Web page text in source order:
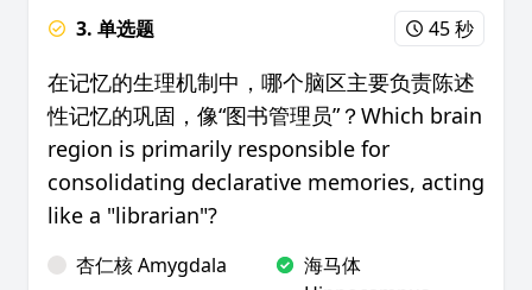
3. 单选题 45 秒
在记忆的生理机制中，哪个脑区主要负责陈述
性记忆的巩固，像“图书管理员”？Which brain
region is primarily responsible for
consolidating declarative memories, acting
like a "librarian"?
杏仁核 Amygdala
海马体